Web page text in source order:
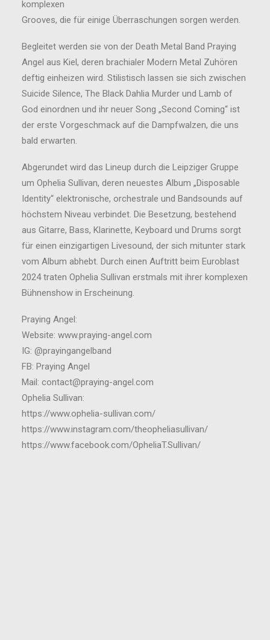
komplexen
Grooves, die für einige Überraschungen sorgen werden.
Begleitet werden sie von der Death Metal Band Praying
Angel aus Kiel, deren brachialer Modern Metal Zuhören
deftig einheizen wird. Stilistisch lassen sie sich zwischen
Suicide Silence, The Black Dahlia Murder und Lamb of
God einordnen und ihr neuer Song „Second Coming“ ist
der erste Vorgeschmack auf die Dampfwalzen, die uns
bald erwarten.
Abgerundet wird das Lineup durch die Leipziger Gruppe
um Ophelia Sullivan, deren neuestes Album „Disposable
Identity“ elektronische, orchestrale und Bandsounds auf
höchstem Niveau verbindet. Die Besetzung, bestehend
aus Gitarre, Bass, Klarinette, Keyboard und Drums sorgt
für einen einzigartigen Livesound, der sich mitunter stark
vom Album abhebt. Durch einen Auftritt beim Euroblast
2024 traten Ophelia Sullivan erstmals mit ihrer komplexen
Bühnenshow in Erscheinung.
Praying Angel:
Website: www.praying-angel.com
IG: @prayingangelband
FB: Praying Angel
Mail: contact@praying-angel.com
Ophelia Sullivan:
https://www.ophelia-sullivan.com/
https://www.instagram.com/theopheliasullivan/
https://www.facebook.com/OpheliaT.Sullivan/